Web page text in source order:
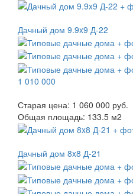
Дачный дом 9.9x9 Д-22
1 010 000
Старая цена: 1 060 000 руб.
Общая площадь: 133.5 м2
Дачный дом 8x8 Д-21